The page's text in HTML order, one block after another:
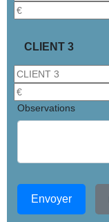
CLIENT 3
Observations
Envoyer